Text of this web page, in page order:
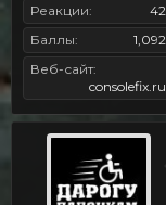
Реакции
42
Баллы
1,092
Веб-сайт
consolefix.ru